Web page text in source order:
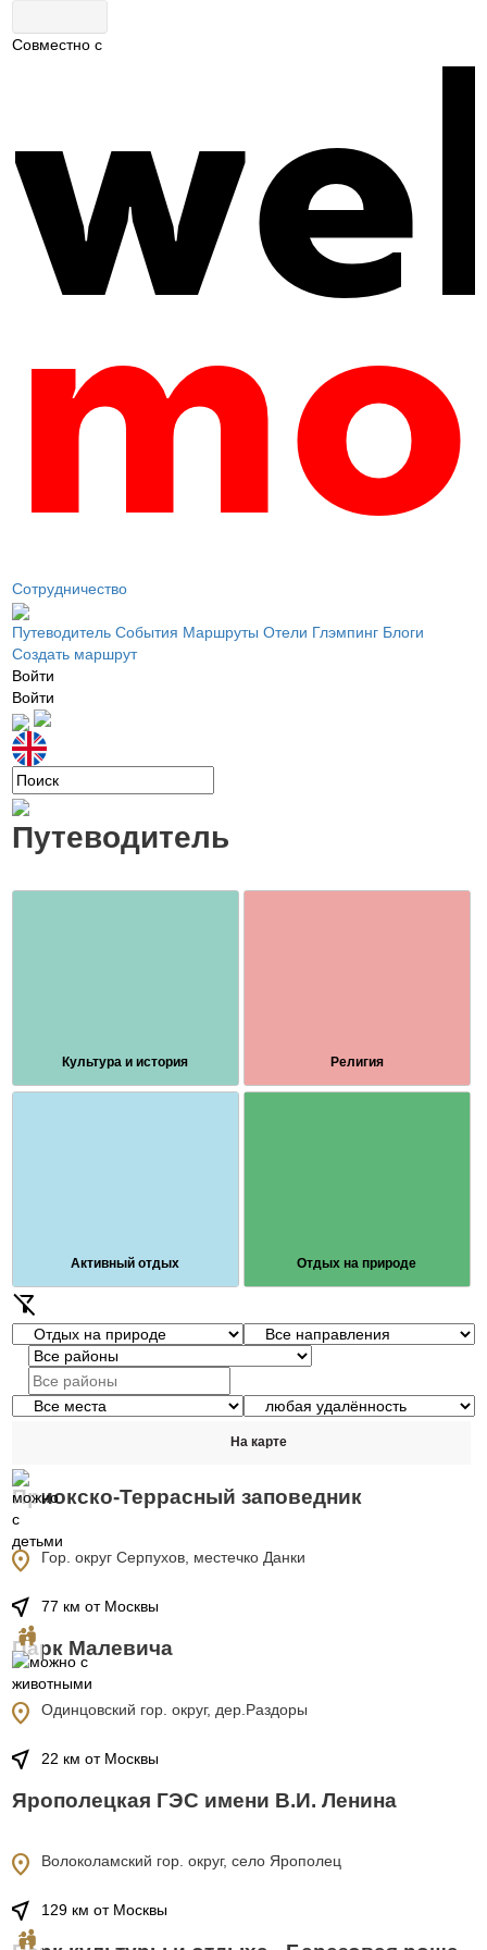
Совместно с
Сотрудничество
Путеводитель События Маршруты Отели Глэмпинг Блоги
Создать маршрут
Войти
Войти
Путеводитель
Культура и история Религия
Активный отдых Отдых на природе
filter_alt_off
На карте
Приокско-Террасный заповедник
location_on Гор. округ Серпухов, местечко Данки
near_me 77 км от Москвы
Парк Малевича
location_on Одинцовский гор. округ, дер.Раздоры
near_me 22 км от Москвы
Ярополецкая ГЭС имени В.И. Ленина
location_on Волоколамский гор. округ, село Ярополец
near_me 129 км от Москвы